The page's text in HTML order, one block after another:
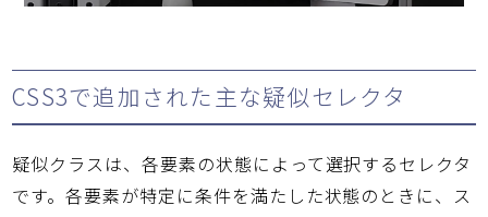
CSS3で追加された主な疑似セレクタ
疑似クラスは、各要素の状態によって選択するセレクタ
です。各要素が特定に条件を満たした状態のときに、ス